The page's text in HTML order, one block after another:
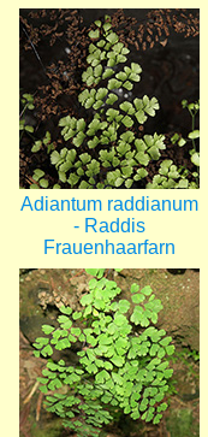
Bild
Adiantum raddianum
- Raddis
Frauenhaarfarn
Bild